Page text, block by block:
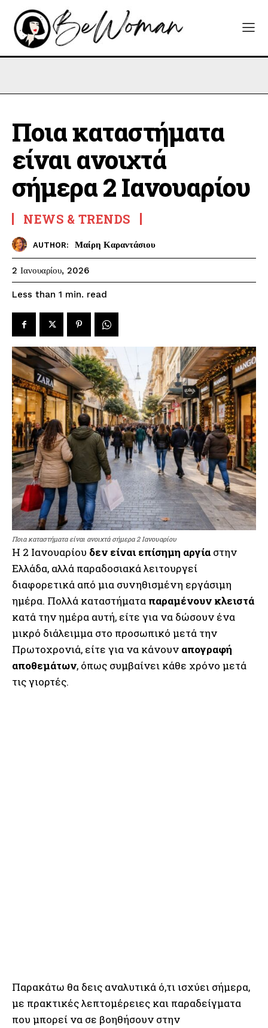
Ποια καταστήματα
είναι ανοιχτά
σήμερα 2 Ιανουαρίου
NEWS & TRENDS
AUTHOR: Μαίρη Καραντάσιου
2 Ιανουαρίου, 2026
Less than 1 min. read
Ποια καταστήματα είναι ανοιχτά σήμερα 2 Ιανουαρίου
Η 2 Ιανουαρίου δεν είναι επίσημη αργία στην
Ελλάδα, αλλά παραδοσιακά λειτουργεί
διαφορετικά από μια συνηθισμένη εργάσιμη
ημέρα. Πολλά καταστήματα παραμένουν κλειστά
κατά την ημέρα αυτή, είτε για να δώσουν ένα
μικρό διάλειμμα στο προσωπικό μετά την
Πρωτοχρονιά, είτε για να κάνουν απογραφή
αποθεμάτων, όπως συμβαίνει κάθε χρόνο μετά
τις γιορτές.
Παρακάτω θα δεις αναλυτικά ό,τι ισχύει σήμερα,
με πρακτικές λεπτομέρειες και παραδείγματα
που μπορεί να σε βοηθήσουν στην